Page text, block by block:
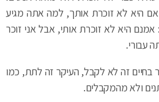
אם היא לא זוכרת אותך, למה אתה מגיע
היא לא זוכרת אותי, אבל אני זוכר
עבורי.
בחיים זה לא לקבל, העיקר זה לתת, כמו
ולא מהמקבלים.